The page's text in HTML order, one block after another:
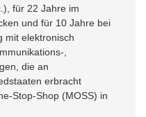
für 22 Jahre im
und für 10 Jahre bei
mit elektronisch
,
die an
erbracht
Stop-Shop (MOSS) in